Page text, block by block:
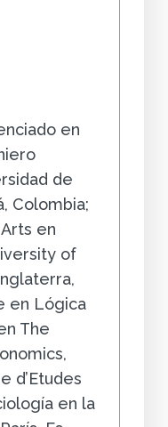
en
de
Colombia;
en
of
en Lógica
The
d’Etudes
en la